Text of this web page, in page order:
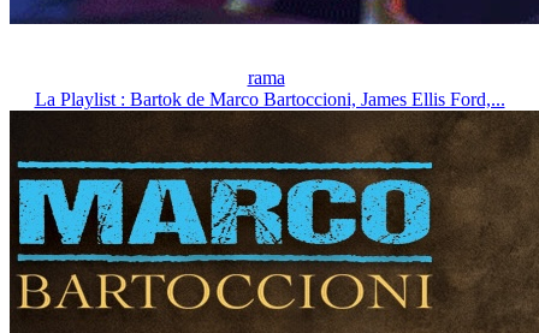
rama
La Playlist : Bartok de Marco Bartoccioni, James Ellis Ford,...